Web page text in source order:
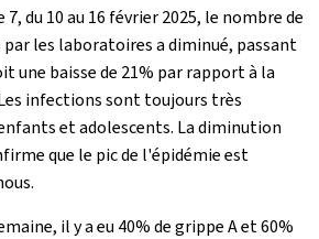
7, du 10 au 16 février 2025, le nombre de
par les laboratoires a diminué, passant
une baisse de 21% par rapport à la
infections sont toujours très
et adolescents. La diminution
que le pic de l'épidémie est
il y a eu 40% de grippe A et 60%